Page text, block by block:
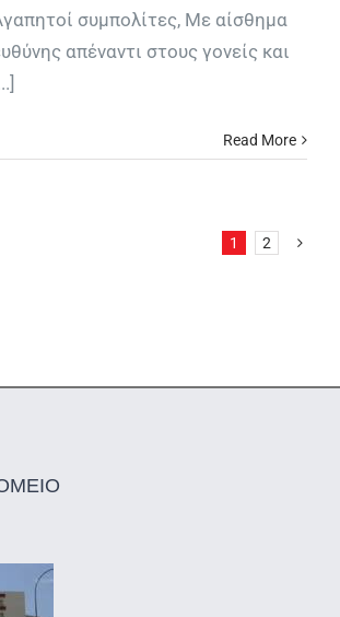
συμπολίτες, Με αίσθημα
απέναντι στους γονείς και
Read More
1 2